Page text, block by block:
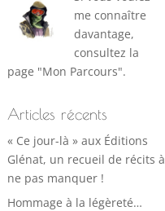
me connaître
davantage,
consultez la
page "Mon Parcours".
Articles récents
« Ce jour-là » aux Éditions
Glénat, un recueil de récits à
ne pas manquer !
Hommage à la légèreté…